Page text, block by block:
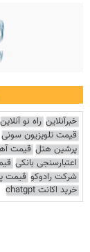
خبرآنلاین راه نو آنلاین
قیمت تلویزیون سونی
پرشین هتل قیمت
اعتبارسنجی بانکی
شرکت رادوکو قیمت
خرید اکانت chatgpt